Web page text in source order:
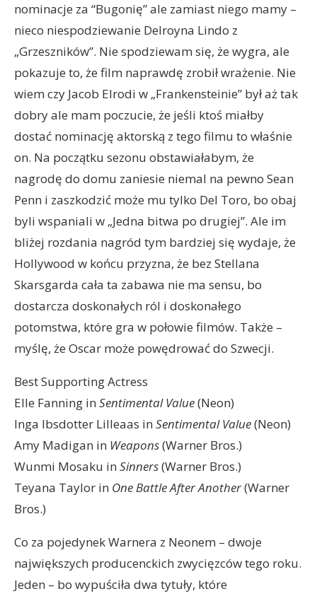
nominacje za “Bugonię” ale zamiast niego mamy –
nieco niespodziewanie Delroyna Lindo z
„Grzeszników”. Nie spodziewam się, że wygra, ale
pokazuje to, że film naprawdę zrobił wrażenie. Nie
wiem czy Jacob Elrodi w „Frankensteinie” był aż tak
dobry ale mam poczucie, że jeśli ktoś miałby
dostać nominację aktorską z tego filmu to właśnie
on. Na początku sezonu obstawiałabym, że
nagrodę do domu zaniesie niemal na pewno Sean
Penn i zaszkodzić może mu tylko Del Toro, bo obaj
byli wspaniali w „Jedna bitwa po drugiej”. Ale im
bliżej rozdania nagród tym bardziej się wydaje, że
Hollywood w końcu przyzna, że bez Stellana
Skarsgarda cała ta zabawa nie ma sensu, bo
dostarcza doskonałych ról i doskonałego
potomstwa, które gra w połowie filmów. Także –
myślę, że Oscar może powędrować do Szwecji.
Best Supporting Actress
Elle Fanning in Sentimental Value(Neon)
Inga Ibsdotter Lilleaas in Sentimental Value(Neon)
Amy Madigan in Weapons(Warner Bros.)
Wunmi Mosaku in Sinners(Warner Bros.)
Teyana Taylor in One Battle After Another(Warner
Bros.)
Co za pojedynek Warnera z Neonem – dwoje
największych producenckich zwycięzców tego roku.
Jeden – bo wypuściła dwa tytuły, które